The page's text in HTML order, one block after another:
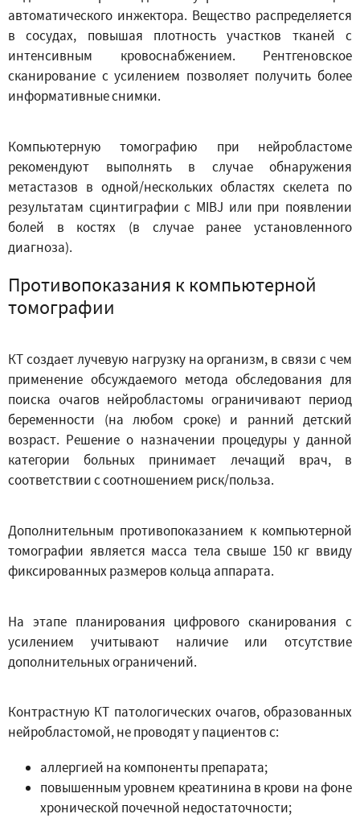
автоматического инжектора. Вещество распределяется
в сосудах, повышая плотность участков тканей с
интенсивным кровоснабжением. Рентгеновское
сканирование с усилением позволяет получить более
информативные снимки.
Компьютерную томографию при нейробластоме
рекомендуют выполнять в случае обнаружения
метастазов в одной/нескольких областях скелета по
результатам сцинтиграфии с MIBJ или при появлении
болей в костях (в случае ранее установленного
диагноза).
Противопоказания к компьютерной
томографии
КТ создает лучевую нагрузку на организм, в связи с чем
применение обсуждаемого метода обследования для
поиска очагов нейробластомы ограничивают период
беременности (на любом сроке) и ранний детский
возраст. Решение о назначении процедуры у данной
категории больных принимает лечащий врач, в
соответствии с соотношением риск/польза.
Дополнительным противопоказанием к компьютерной
томографии является масса тела свыше 150 кг ввиду
фиксированных размеров кольца аппарата.
На этапе планирования цифрового сканирования с
усилением учитывают наличие или отсутствие
дополнительных ограничений.
Контрастную КТ патологических очагов, образованных
нейробластомой, не проводят у пациентов с:
аллергией на компоненты препарата;
повышенным уровнем креатинина в крови на фоне
хронической почечной недостаточности;